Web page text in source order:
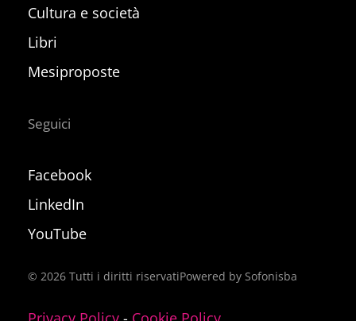
Cultura e società
Libri
Mesiproposte
Seguici
Facebook
LinkedIn
YouTube
© 2026 Tutti i diritti riservatiPowered by Sofonisba